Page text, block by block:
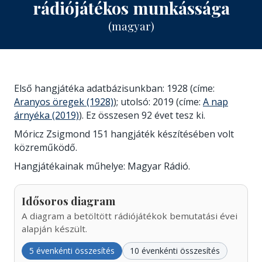
rádiójátékos munkássága
(magyar)
Első hangjátéka adatbázisunkban: 1928 (címe:
Aranyos öregek (1928)); utolsó: 2019 (címe: A nap
árnyéka (2019)). Ez összesen 92 évet tesz ki.
Móricz Zsigmond 151 hangjáték készítésében volt
közreműködő.
Hangjátékainak műhelye: Magyar Rádió.
Idősoros diagram
A diagram a betöltött rádiójátékok bemutatási évei
alapján készült.
5 évenkénti összesítés 10 évenkénti összesítés